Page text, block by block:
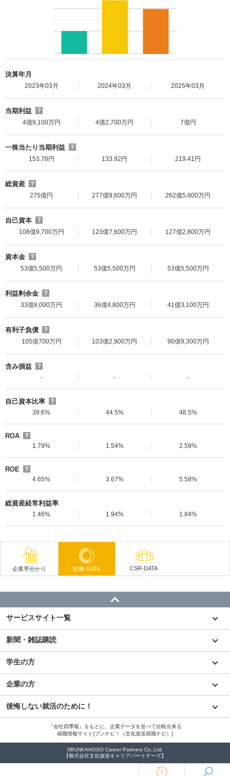
決算年月
2023年03月 2024年03月 2025年03月
当期利益
？
4億9,100万円
4億2,700万円 7億円
一株当たり当期利益
？
153.78円
133.92円 219.41円
総資産
？
275億円
277億9,600万円 262億5,800万円
自己資本
？
108億9,700万円
123億7,600万円 127億2,800万円
資本金
？
53億5,500万円
53億5,500万円 53億5,500万円
利益剰余金
？
33億8,000万円
36億4,800万円 41億3,100万円
有利子負債
？
105億700万円
103億2,900万円 90億9,300万円
含み損益
？
-
- -
自己資本比率
？
39.6%
44.5% 48.5%
ROA
？
1.79%
1.54% 2.59%
ROE
？
4.65%
3.67% 5.58%
総資産経常利益率
1.46% 1.94% 1.84%
企業早分かり 財務-DATA CSR-DATA
サービスサイト一覧
新聞・雑誌購読
学生の方
企業の方
後悔しない就活のために！
『会社四季報』をもとに、企業データを並べて比較出来る
就職情報サイト[ブンナビ！（文化放送就職ナビ）]
©BUNKAHOSO Career Partners Co.,Ltd.
【株式会社文化放送キャリアパートナーズ】